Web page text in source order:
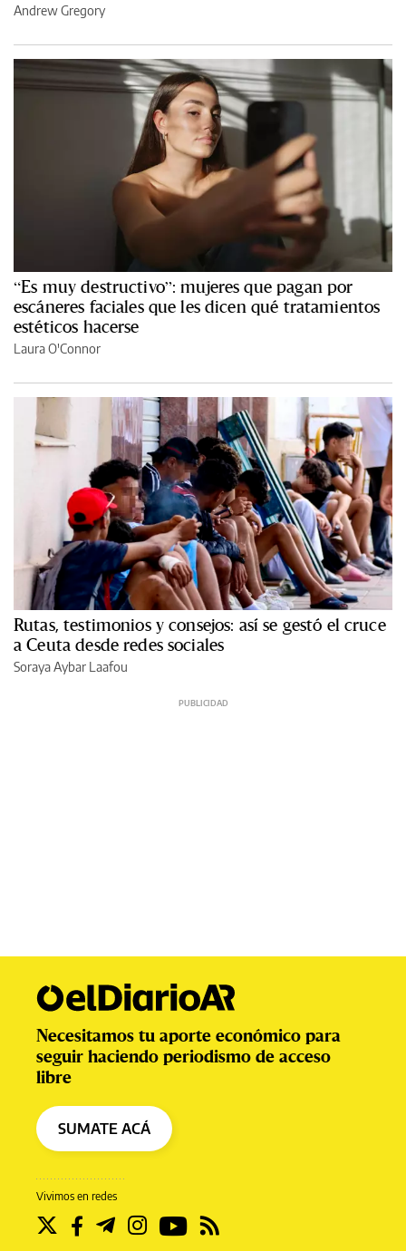
Andrew Gregory
“Es muy destructivo”: mujeres que pagan por
escáneres faciales que les dicen qué tratamientos
estéticos hacerse
Laura O'Connor
Rutas, testimonios y consejos: así se gestó el cruce
a Ceuta desde redes sociales
Soraya Aybar Laafou
Vivimos en redes
Necesitamos tu aporte económico para
seguir haciendo periodismo de acceso
libre
SUMATE ACÁ